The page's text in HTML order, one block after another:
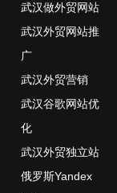
武汉做外贸网站
武汉外贸网站推
广
武汉外贸营销
武汉谷歌网站优
化
武汉外贸独立站
俄罗斯Yandex